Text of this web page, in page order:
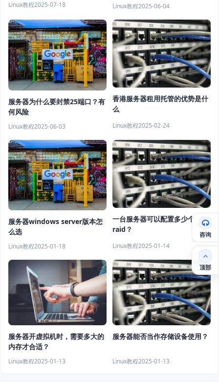
Linux教程2025-07-18 Linux教程2025-06-04
服务器为什么要封禁25端口？有
何风险
Linux教程2025-06-03
香港服务器租用托管的优势是什
么
Linux教程2025-02-24
服务器windows server版本怎
么选
Linux教程2025-01-18
一台服务器可以配置多少个
raid？
Linux教程2025-01-14
服务器开虚拟机时，需要多大的
内存才合适？
Linux教程2025-01-13
服务器能否当作存储设备使用？
Linux教程2025-01-13
咨询
顶部